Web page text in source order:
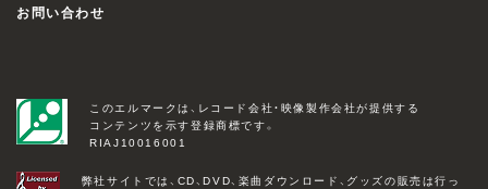
お問い合わせ
このエルマークは、レコード会社・映像製作会社が提供する
コンテンツを示す登録商標です。
RIAJ10016001
弊社サイトでは、CD、DVD、楽曲ダウンロード、グッズの販売は行っ